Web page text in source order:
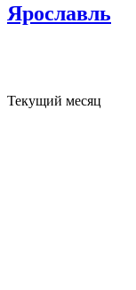
Ярославль
Текущий месяц